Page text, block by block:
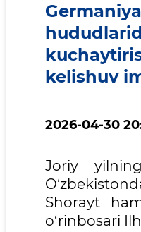
kelishuv
2026-04-30
Joriy
Shorayt
o‘rinbosari